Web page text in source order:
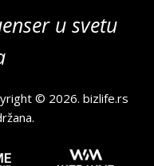
u svetu
© 2026.bizlife.rs